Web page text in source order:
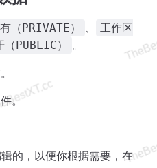
（PRIVATE） 、
工作区
（PUBLIC） 。
。
的，以便你根据需要，在